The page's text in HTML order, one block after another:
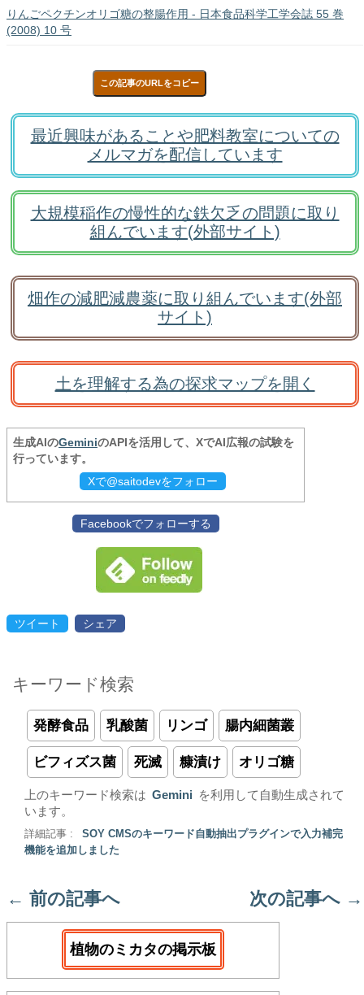
りんごペクチンオリゴ糖の整腸作用 - 日本食品科学工学会誌 55 巻
(2008) 10 号
この記事のURLをコピー
最近興味があることや肥料教室についての
メルマガを配信しています
大規模稲作の慢性的な鉄欠乏の問題に取り
組んでいます(外部サイト)
畑作の減肥減農薬に取り組んでいます(外部
サイト)
土を理解する為の探求マップを開く
生成AIのGeminiのAPIを活用して、XでAI広報の試験を
行っています。
Xで@saitodevをフォロー
Facebookでフォローする
ツイート シェア
キーワード検索
発酵食品 乳酸菌 リンゴ 腸内細菌叢
ビフィズス菌 死滅 糠漬け オリゴ糖
上のキーワード検索は Gemini
を利用して自動生成されて
います。
詳細記事 :
SOY CMSのキーワード自動抽出プラグインで入力補完
機能を追加しました
← 前の記事へ 次の記事へ →
植物のミカタの掲示板